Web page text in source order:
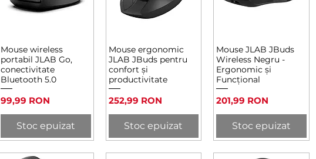
Afișare rapidă
Mouse wireless
portabil JLAB Go,
conectivitate
Bluetooth 5.0
Preț
99,99 RON
Stoc epuizat
Afișare rapidă
Mouse ergonomic
JLAB JBuds pentru
confort și
productivitate
Preț
252,99 RON
Stoc epuizat
Afișare rapidă
Mouse JLAB JBuds
Wireless Negru -
Ergonomic și
Funcțional
Preț
201,99 RON
Stoc epuizat